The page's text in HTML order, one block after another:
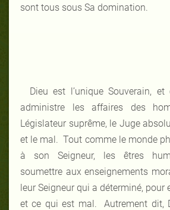
sont tous sous Sa domination.
Dieu est l’unique Souverain,
administre les affaires des
Législateur suprême, le Juge
et le mal. Tout comme le monde
à son Seigneur, les êtres
soumettre aux enseignements
leur Seigneur qui a déterminé, pour
et ce qui est mal. Autrement dit,